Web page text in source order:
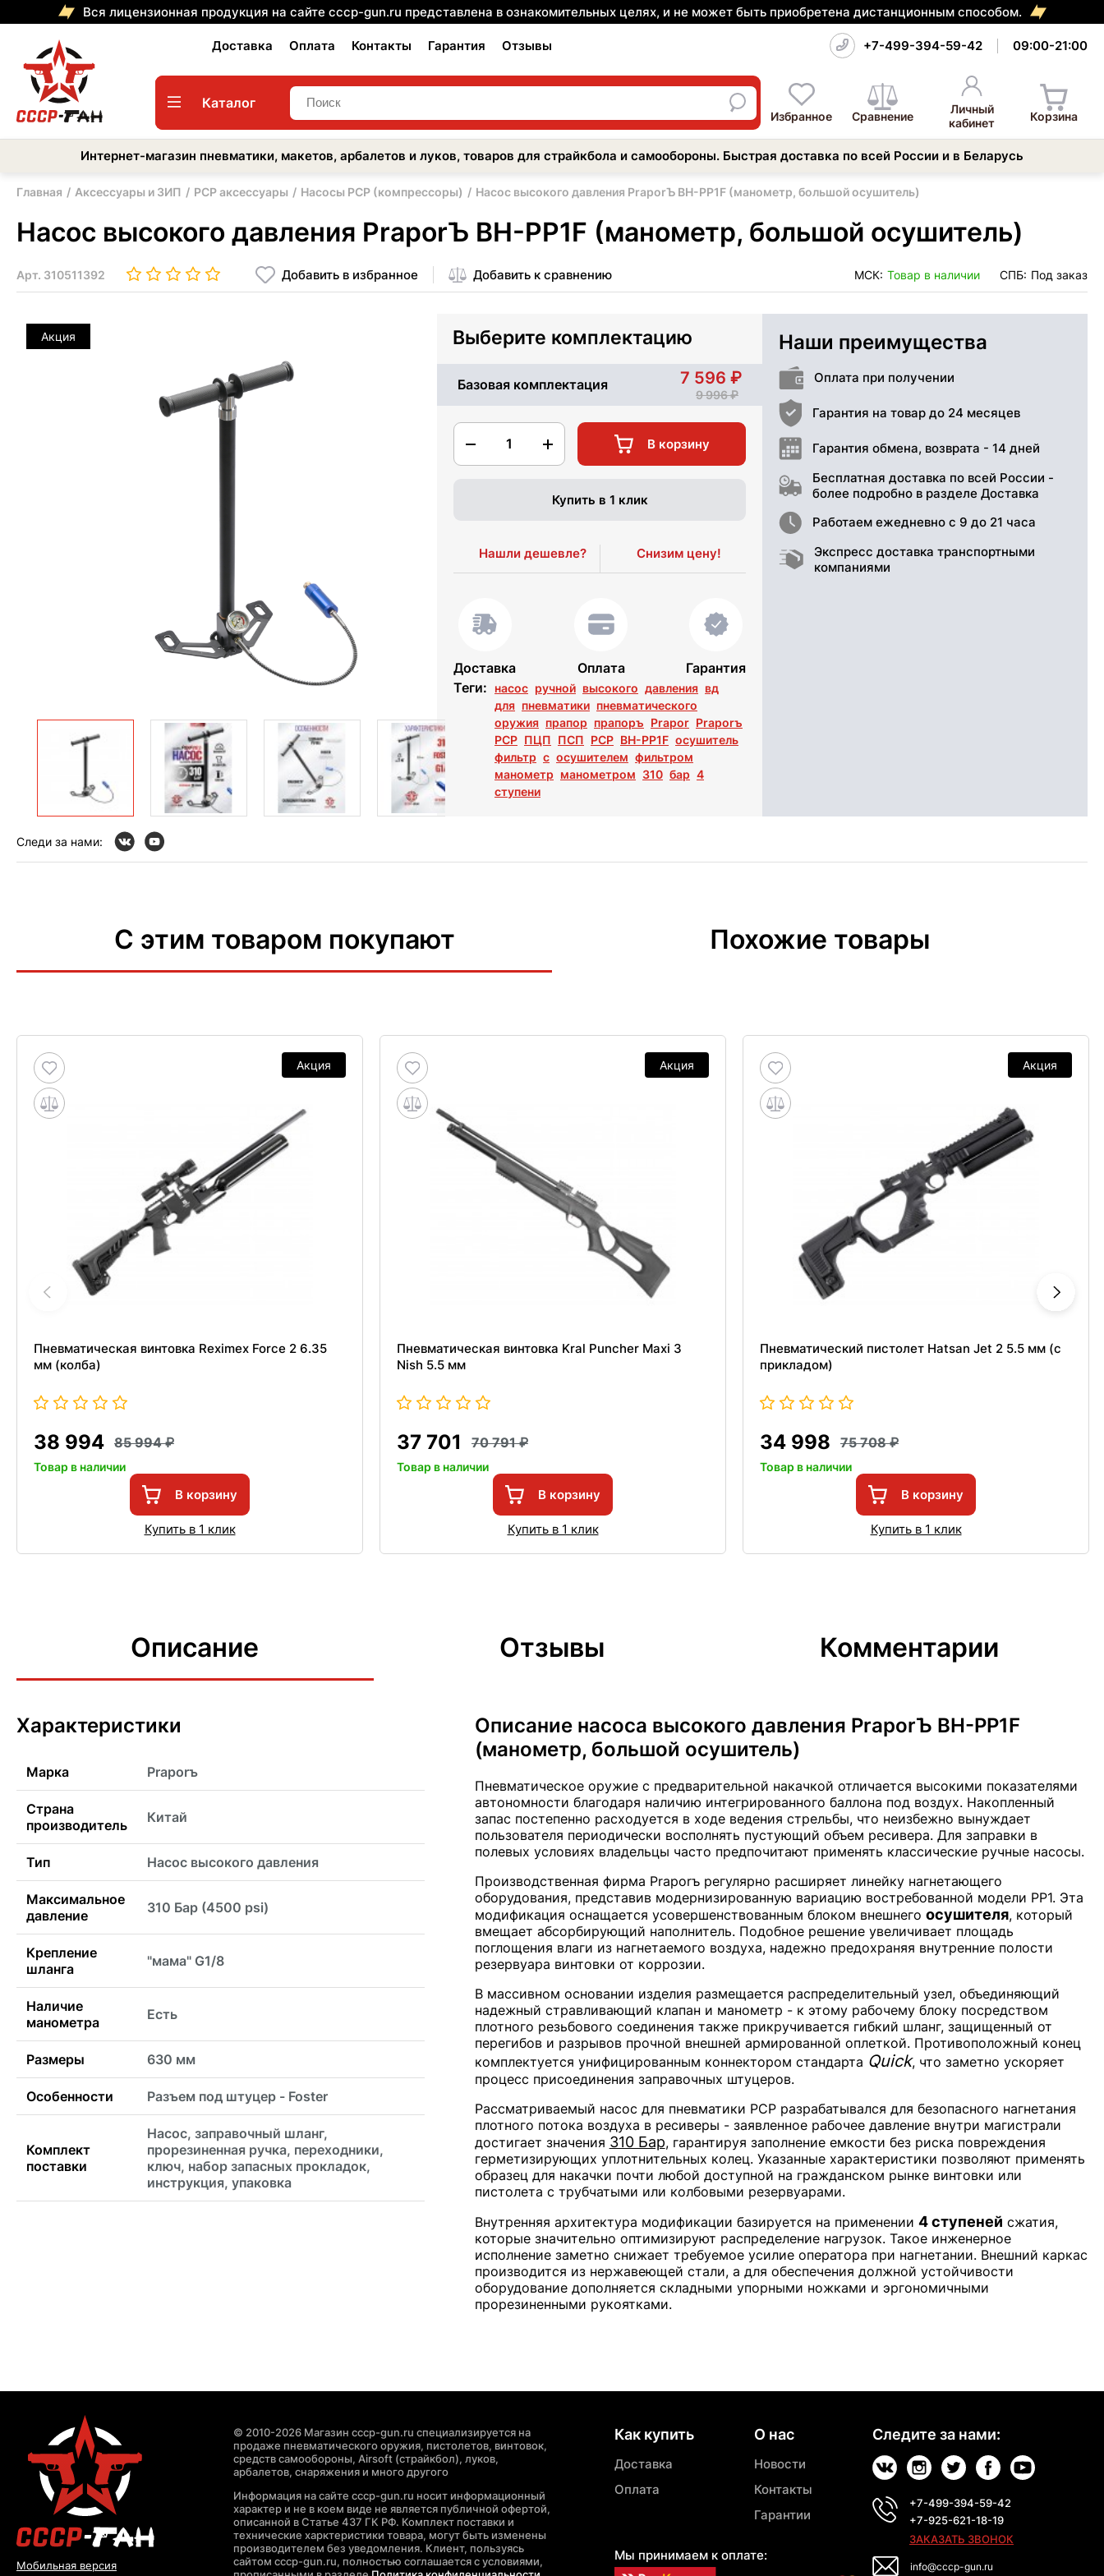
Вся лицензионная продукция на сайте cccp-gun.ru представлена в ознакомительных целях, и не может быть приобретена дистанционным способом.
Доставка Оплата Контакты Гарантия Отзывы +7-499-394-59-42 09:00-21:00
Каталог
Избранное Сравнение
Личный
кабинет
Корзина
Интернет-магазин пневматики, макетов, арбалетов и луков, товаров для страйкбола и самообороны. Быстрая доставка по всей России и в Беларусь
Главная Аксессуары и ЗИП PCP аксессуары Насосы PCP (компрессоры) Насос высокого давления PraporЪ BH-PP1F (манометр, большой осушитель)
Насос высокого давления PraporЪ BH-PP1F (манометр, большой осушитель)
Арт. 310511392 Добавить в избранное Добавить к сравнению МСК: Товар в наличии СПБ: Под заказ
Акция Выберите комплектацию
Базовая комплектация 7 596
9 996
1 В корзину
Купить в 1 клик
Нашли дешевле? Снизим цену!
Доставка Оплата
Гарантия
Теги:
насос ручной высокого давления вд
для пневматики пневматического
оружия прапор прапоръ Prapor Praporъ
PCP ПЦП ПСП РСР BH-PP1F осушитель
фильтр с осушителем фильтром
манометр манометром 310 бар 4
ступени
Наши преимущества
Оплата при получении
Гарантия на товар до 24 месяцев
Гарантия обмена, возврата - 14 дней
Бесплатная доставка по всей России -
более подробно в разделе Доставка
Работаем ежедневно с 9 до 21 часа
Экспресс доставка транспортными
компаниями
Следи за нами:
С этим товаром покупают Похожие товары
Акция
Пневматическая винтовка Reximex Force 2 6.35
мм (колба)
38 994 85 994
Товар в наличии
В корзину
Купить в 1 клик
Акция
Пневматическая винтовка Kral Puncher Maxi 3
Nish 5.5 мм
37 701 70 791
Товар в наличии
В корзину
Купить в 1 клик
Акция
Пневматический пистолет Hatsan Jet 2 5.5 мм (с
прикладом)
34 998 75 708
Товар в наличии
В корзину
Купить в 1 клик
Описание Отзывы Комментарии
Характеристики
Марка Praporъ
Страна
производитель
Китай
Тип Насос высокого давления
Максимальное
давление
310 Бар (4500 psi)
Крепление
шланга
"мама" G1/8
Наличие
манометра
Есть
Размеры 630 мм
Особенности Разъем под штуцер - Foster
Комплект
поставки
Насос, заправочный шланг,
прорезиненная ручка, переходники,
ключ, набор запасных прокладок,
инструкция, упаковка
Описание насоса высокого давления PraporЪ BH-PP1F
(манометр, большой осушитель)
Пневматическое оружие с предварительной накачкой отличается высокими показателями
автономности благодаря наличию интегрированного баллона под воздух. Накопленный
запас постепенно расходуется в ходе ведения стрельбы, что неизбежно вынуждает
пользователя периодически восполнять пустующий объем ресивера. Для заправки в
полевых условиях владельцы часто предпочитают применять классические ручные насосы.
Производственная фирма Praporъ регулярно расширяет линейку нагнетающего
оборудования, представив модернизированную вариацию востребованной модели PP1. Эта
модификация оснащается усовершенствованным блоком внешнего осушителя, который
вмещает абсорбирующий наполнитель. Подобное решение увеличивает площадь
поглощения влаги из нагнетаемого воздуха, надежно предохраняя внутренние полости
резервуара винтовки от коррозии.
В массивном основании изделия размещается распределительный узел, объединяющий
надежный стравливающий клапан и манометр - к этому рабочему блоку посредством
плотного резьбового соединения также прикручивается гибкий шланг, защищенный от
перегибов и разрывов прочной внешней армированной оплеткой. Противоположный конец
комплектуется унифицированным коннектором стандарта Quick, что заметно ускоряет
процесс присоединения заправочных штуцеров.
Рассматриваемый насос для пневматики PCP разрабатывался для безопасного нагнетания
плотного потока воздуха в ресиверы - заявленное рабочее давление внутри магистрали
достигает значения 310 Бар, гарантируя заполнение емкости без риска повреждения
герметизирующих уплотнительных колец. Указанные характеристики позволяют применять
образец для накачки почти любой доступной на гражданском рынке винтовки или
пистолета с трубчатыми или колбовыми резервуарами.
Внутренняя архитектура модификации базируется на применении 4 ступеней сжатия,
которые значительно оптимизируют распределение нагрузок. Такое инженерное
исполнение заметно снижает требуемое усилие оператора при нагнетании. Внешний каркас
производится из нержавеющей стали, а для обеспечения должной устойчивости
оборудование дополняется складными упорными ножками и эргономичными
прорезиненными рукоятками.
Мобильная версия
© 2010-2026 Магазин cccp-gun.ru специализируется на
продаже пневматического оружия, пистолетов, винтовок,
средств самообороны, Airsoft (страйкбол), луков,
арбалетов, снаряжения и много другого
Информация на сайте cccp-gun.ru носит информационный
характер и не в коем виде не является публичной офертой,
описанной в Статье 437 ГК РФ. Комплект поставки и
технические харктеристики товара, могут быть изменены
производителем без уведомления. Клиент, пользуясь
сайтом cccp-gun.ru, полностью соглашается с условиями,
Как купить
Доставка
Оплата
Мы принимаем к оплате:
О нас
Новости
Контакты
Гарантии
Следите за нами:
+7-499-394-59-42
+7-925-621-18-19
ЗАКАЗАТЬ ЗВОНОК
info@cccp-gun.ru